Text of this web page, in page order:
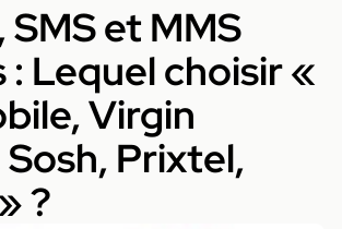
et MMS
: Lequel choisir «
Virgin
Prixtel,
?